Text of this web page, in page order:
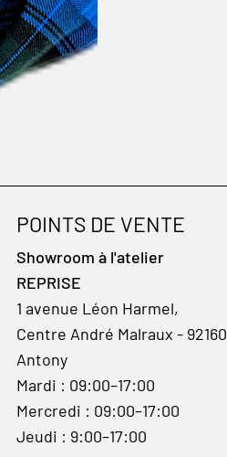
POINTS DE VENTE
Showroom à l'atelier
REPRISE
1 avenue Léon Harmel,
Centre André Malraux - 92160
Antony
Mardi : 09:00–17:00
Mercredi : 09:00–17:00
Jeudi : 9:00–17:00